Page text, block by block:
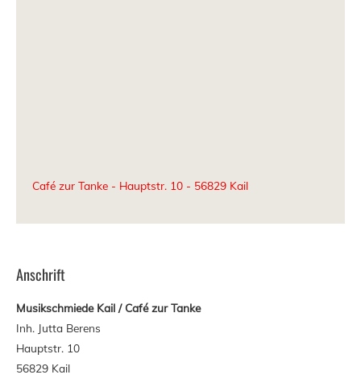
Café zur Tanke - Hauptstr. 10 - 56829 Kail
Anschrift
Musikschmiede Kail / Café zur Tanke
Inh. Jutta Berens
Hauptstr. 10
56829 Kail